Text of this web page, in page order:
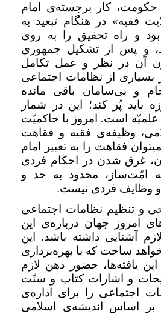
کار برجسته‌ی امام
فقیه» در هنگام تبعید به
و راه تحقیق را به روی
و پس از تشکیل جمهوری
آن در نظر و عمل تکامل
بسیاری از نظامات اجتماعی
و بی‌سامان باقی مانده
باید پُر کند؛ این در شمار
است. امروز با حاکمیّت
وظیفه‌ی فقیه و فقاهت
فقاهت را به تعبیر امام
غرق شدن در احکام فردی
امّت‌ساز، محدود به حد و
و وظایف فردی نیست.
و تنظیم نظامات اجتماعی
امروز جهان درباره‌ی این
آشنایی داشته باشد. این
خواهد ساخت که با بهره‌برداری
یافته‌ها، حضور ذهن لازم
و اشارات کتاب و سنّت
اجتماعی را برای اداره‌ی
بر اساس اندیشه‌ی اسلامی